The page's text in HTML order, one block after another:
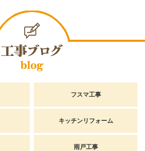
フスマ工事
キッチンリフォーム
雨戸工事